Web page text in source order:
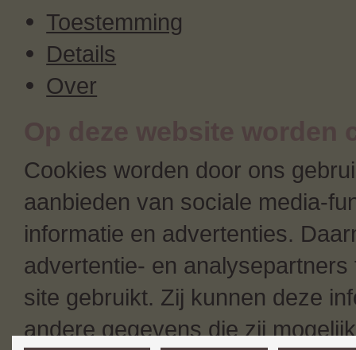
Toestemming
Details
Over
Op deze website worden
Cookies worden door ons
aanbieden van sociale media-
informatie en advertenties.
advertentie- en
site gebruikt. Zij kunnen deze
andere gegevens die zij